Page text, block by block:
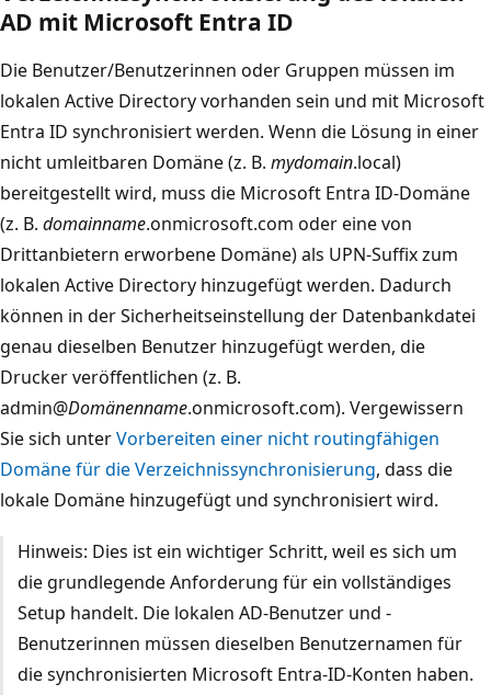
AD mit Microsoft Entra ID
Die Benutzer/Benutzerinnen oder Gruppen müssen im
lokalen Active Directory vorhanden sein und mit Microsoft
Entra ID synchronisiert werden. Wenn die Lösung in einer
nicht umleitbaren Domäne (z. B. mydomain.local)
bereitgestellt wird, muss die Microsoft Entra ID-Domäne
(z. B. domainname.onmicrosoft.com oder eine von
Drittanbietern erworbene Domäne) als UPN-Suffix zum
lokalen Active Directory hinzugefügt werden. Dadurch
können in der Sicherheitseinstellung der Datenbankdatei
genau dieselben Benutzer hinzugefügt werden, die
Drucker veröffentlichen (z. B.
admin@Domänenname.onmicrosoft.com). Vergewissern
Sie sich unterVorbereiten einer nicht routingfähigen
Domäne für die Verzeichnissynchronisierung, dass die
lokale Domäne hinzugefügt und synchronisiert wird.
Hinweis: Dies ist ein wichtiger Schritt, weil es sich um
die grundlegende Anforderung für ein vollständiges
Setup handelt. Die lokalen AD-Benutzer und -
Benutzerinnen müssen dieselben Benutzernamen für
die synchronisierten Microsoft Entra-ID-Konten haben.